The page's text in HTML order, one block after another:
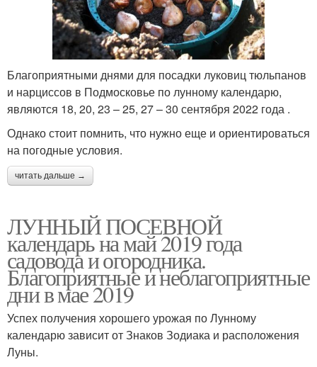
Благоприятными днями для посадки луковиц тюльпанов
и нарциссов в Подмосковье по лунному календарю,
являются 18, 20, 23 – 25, 27 – 30 сентября 2022 года .
Однако стоит помнить, что нужно еще и ориентироваться
на погодные условия.
читать дальше →
ЛУННЫЙ ПОСЕВНОЙ
календарь на май 2019 года
садовода и огородника.
Благоприятные и неблагоприятные
дни в мае 2019
Успех получения хорошего урожая по Лунному
календарю зависит от Знаков Зодиака и расположения
Луны.